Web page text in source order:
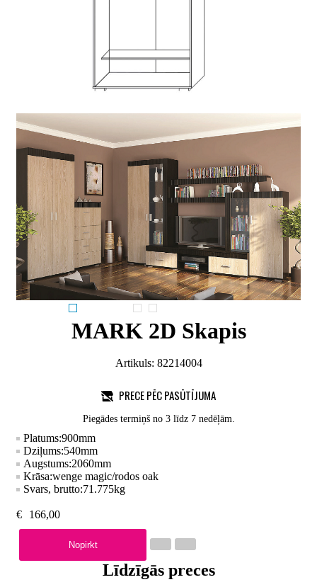
MARK 2D Skapis
Artikuls: 82214004
PRECE PĒC PASŪTĪJUMA
Piegādes termiņš no 3 līdz 7 nedēļām.
Platums:900mm
Dziļums:540mm
Augstums:2060mm
Krāsa:wenge magic/rodos oak
Svars, brutto:71.775kg
€ 166,00
Nopirkt
Līdzīgās preces